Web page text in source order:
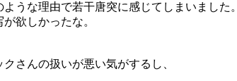
うな理由で若干唐突に感じてしまいました。
欲しかったな。
さんの扱いが悪い気がするし、